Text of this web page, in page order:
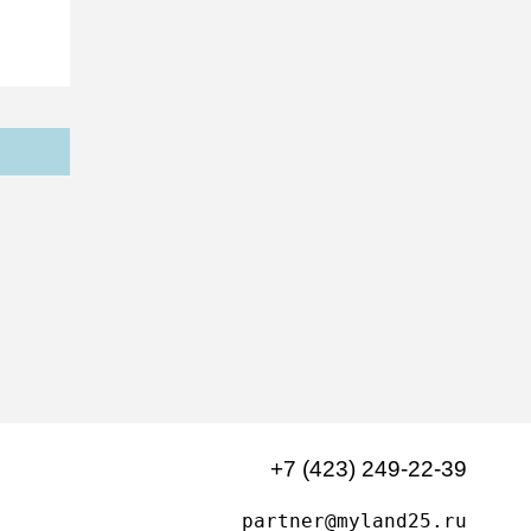
+7 (423) 249-22-39
partner@myland25.ru